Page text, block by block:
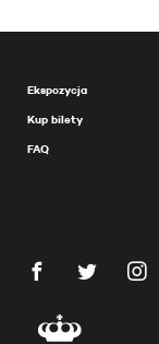
Ekspozycja
Kup bilety
FAQ